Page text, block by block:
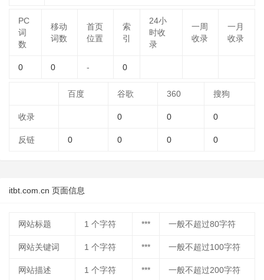
PC
词
数
移动
词数
首页
位置
索
引
24小
时收
录
一周
收录
一月
收录
0 0 - 0
百度 谷歌 360 搜狗
收录 0 0 0
反链 0 0 0 0
itbt.com.cn 页面信息
网站标题 1 个字符 *** 一般不超过80字符
网站关键词 1 个字符 *** 一般不超过100字符
网站描述 1 个字符 *** 一般不超过200字符